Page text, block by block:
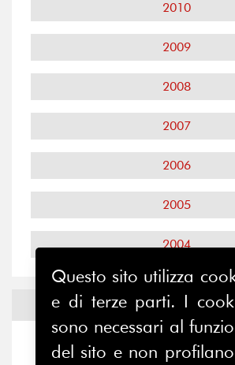
2010
2009
2008
2007
2006
2005
2004
Notizie ed Eventi
Notizie-Eventi
Questo sito utilizza
e di terze parti. I
sono necessari al
del sito e non